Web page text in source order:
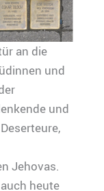
an die
und
und
Jehovas.
heute